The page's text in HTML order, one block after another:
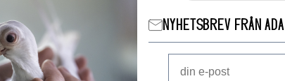
NYHETSBREV FRÅN ADA